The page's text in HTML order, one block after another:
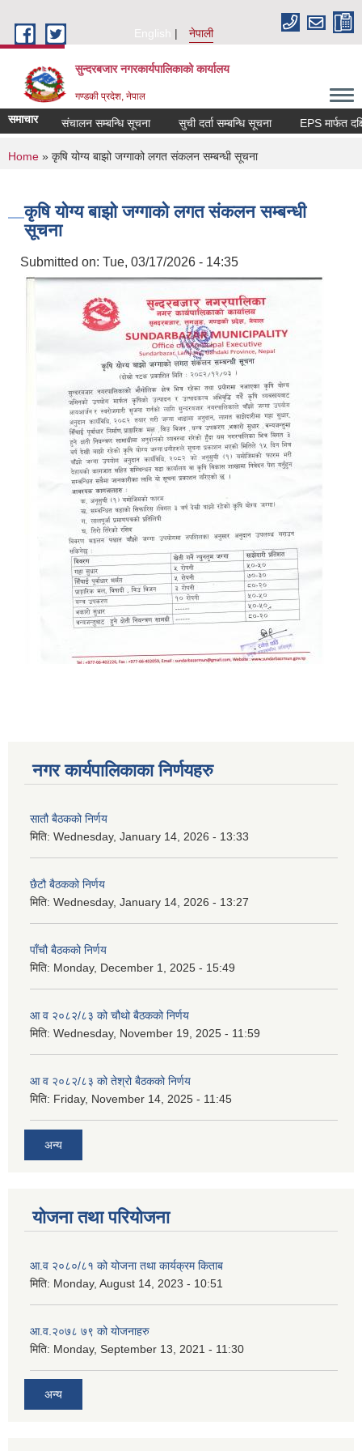
English
नेपाली
सुन्दरबजार नगरकार्यपालिकाको कार्यालय
गण्डकी प्रदेश, नेपाल
समाचारपरिक्षा संचालन सम्बन्धि सूचना सुची दर्ता सम्बन्धि सूचना EPS
You are here
Home » कृषि योग्य बाझो जग्गाको लगत संकलन सम्बन्धी सूचना
कृषि योग्य बाझो जग्गाको लगत संकलन सम्बन्धी
सूचना
Submitted on: Tue, 03/17/2026 - 14:35
नगर कार्यपालिकाका निर्णयहरु
सातौ बैठकको निर्णय
मिति: Wednesday, January 14, 2026 - 13:33
छैटौ बैठकको निर्णय
मिति: Wednesday, January 14, 2026 - 13:27
पाँचौ बैठकको निर्णय
मिति: Monday, December 1, 2025 - 15:49
आ व २०८२/८३ को चौथो बैठकको निर्णय
मिति: Wednesday, November 19, 2025 - 11:59
आ व २०८२/८३ को तेश्रो बैठकको निर्णय
मिति: Friday, November 14, 2025 - 11:45
अन्य
योजना तथा परियोजना
आ.व २०८०/८१ को योजना तथा कार्यक्रम किताब
मिति: Monday, August 14, 2023 - 10:51
आ.व.२०७८ ७९ को योजनाहरु
मिति: Monday, September 13, 2021 - 11:30
अन्य